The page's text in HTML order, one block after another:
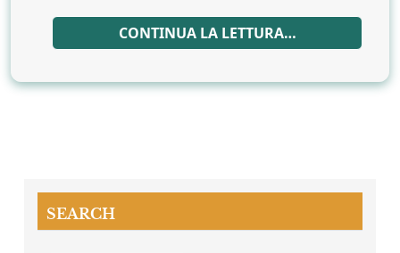
CONTINUA LA LETTURA…
SEARCH